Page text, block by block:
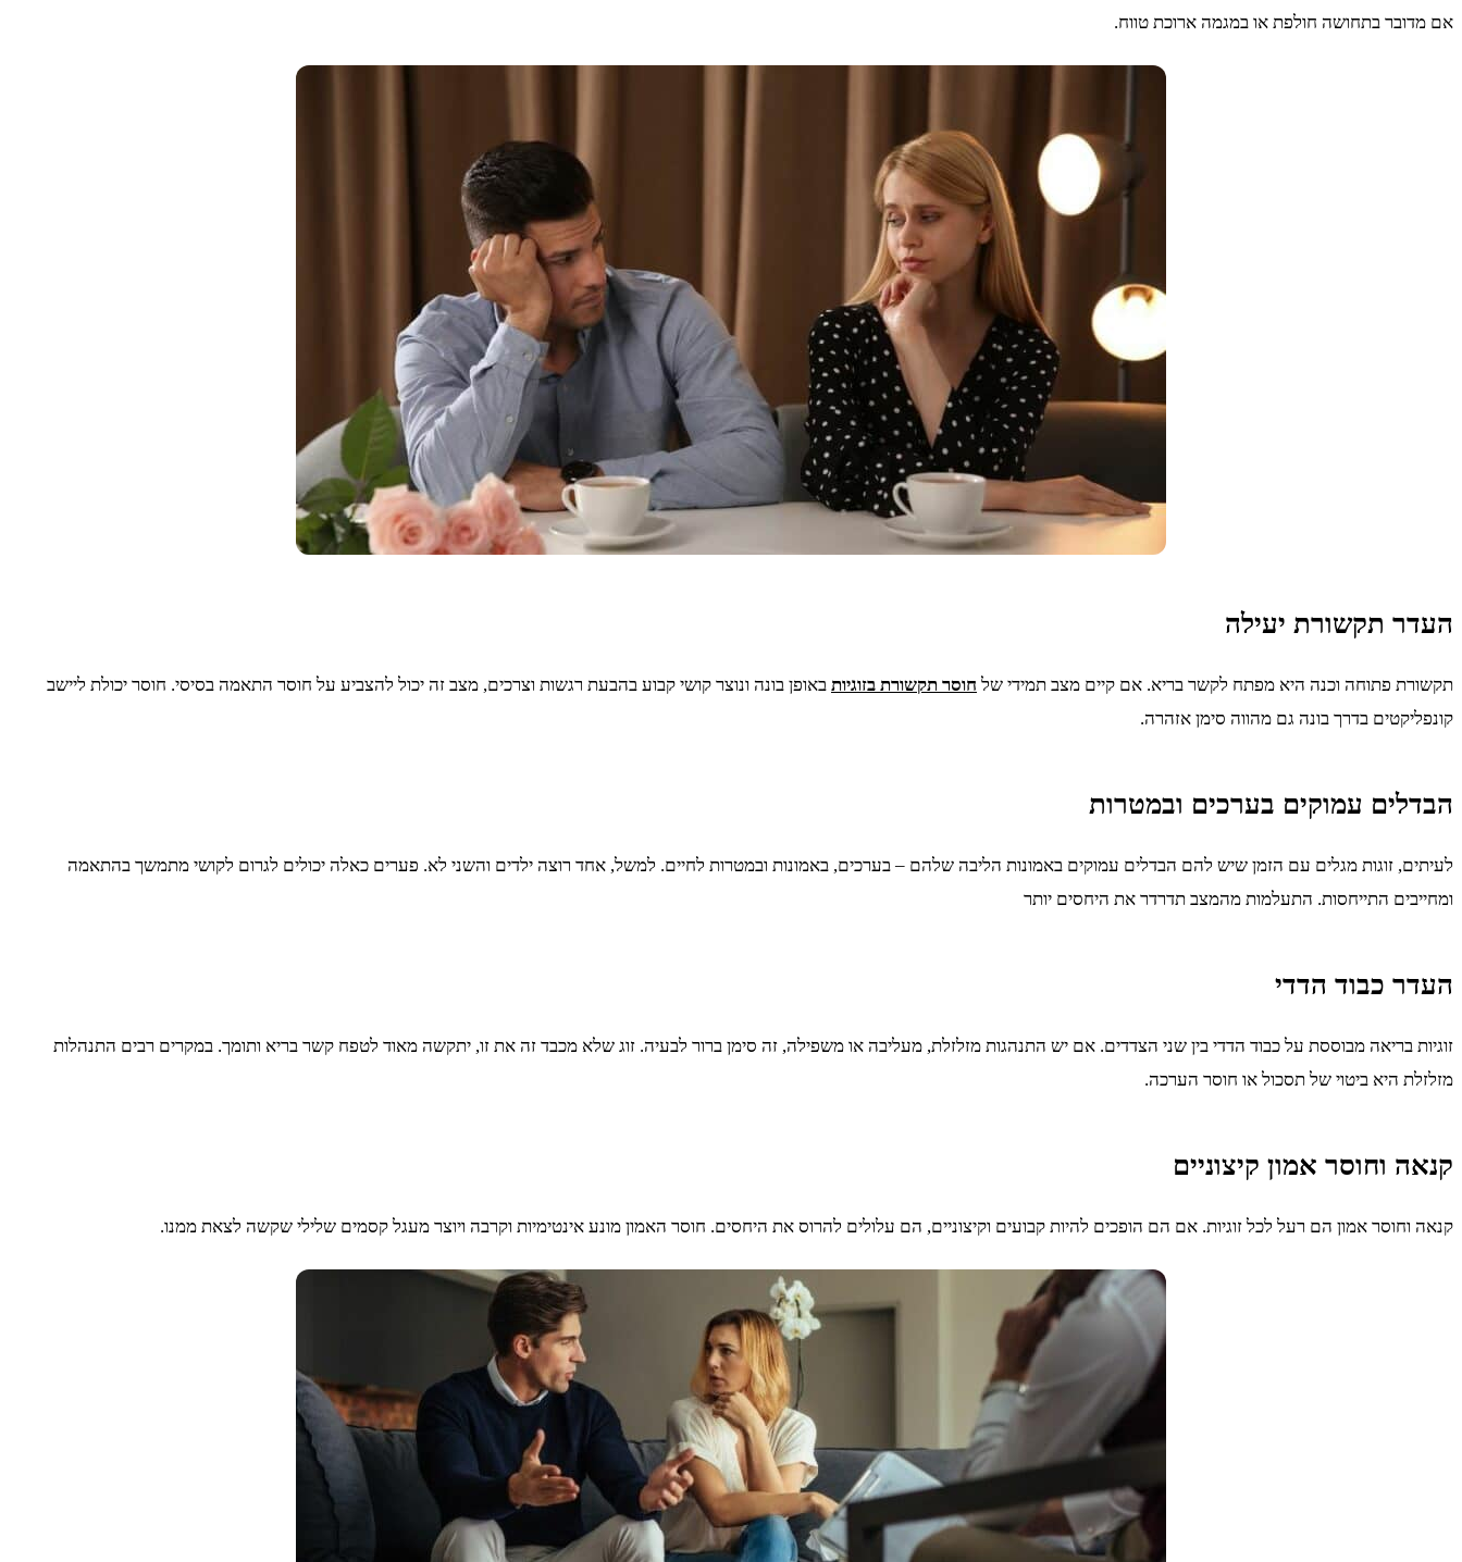
אם מדובר בתחושה חולפת או במגמה ארוכת טווח.
העדר תקשורת יעילה
תקשורת פתוחה וכנה היא מפתח לקשר בריא. אם קיים מצב תמידי של חוסר תקשורת בזוגיות באופן בונה ונוצר קושי קבוע בהבעת רגשות וצרכים, מצב זה יכול להצביע על חוסר התאמה בסיסי. חוסר יכולת ליישב
קונפליקטים בדרך בונה גם מהווה סימן אזהרה.
הבדלים עמוקים בערכים ובמטרות
לעיתים, זוגות מגלים עם הזמן שיש להם הבדלים עמוקים באמונות הליבה שלהם – בערכים, באמונות ובמטרות לחיים. למשל, אחד רוצה ילדים והשני לא. פערים כאלה יכולים לגרום לקושי מתמשך בהתאמה
ומחייבים התייחסות. התעלמות מהמצב תדרדר את היחסים יותר
העדר כבוד הדדי
זוגיות בריאה מבוססת על כבוד הדדי בין שני הצדדים. אם יש התנהגות מזלזלת, מעליבה או משפילה, זה סימן ברור לבעיה. זוג שלא מכבד זה את זו, יתקשה מאוד לטפח קשר בריא ותומך. במקרים רבים התנהלות
מזלזלת היא ביטוי של תסכול או חוסר הערכה.
קנאה וחוסר אמון קיצוניים
קנאה וחוסר אמון הם רעל לכל זוגיות. אם הם הופכים להיות קבועים וקיצוניים, הם עלולים להרוס את היחסים. חוסר האמון מונע אינטימיות וקרבה ויוצר מעגל קסמים שלילי שקשה לצאת ממנו.